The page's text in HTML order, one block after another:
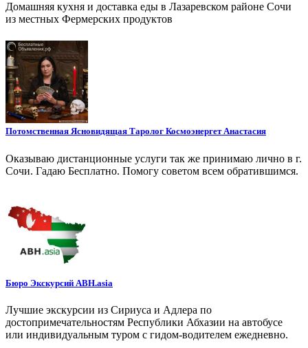
Домашняя кухня и доставка еды в Лазаревском районе Сочи
из местных Фермерских продуктов
Потомственная Ясновидящая Таролог Космоэнергет Анастасия
Оказываю дистанционные услуги так же принимаю лично в г.
Сочи. Гадаю Бесплатно. Помогу советом всем обратившимся.
Бюро Экскурсий ABH.asia
Лучшие экскурсии из Сириуса и Адлера по
достопримечательностям Республики Абхазии на автобусе
или индивидуальным туром с гидом-водителем ежедневно.